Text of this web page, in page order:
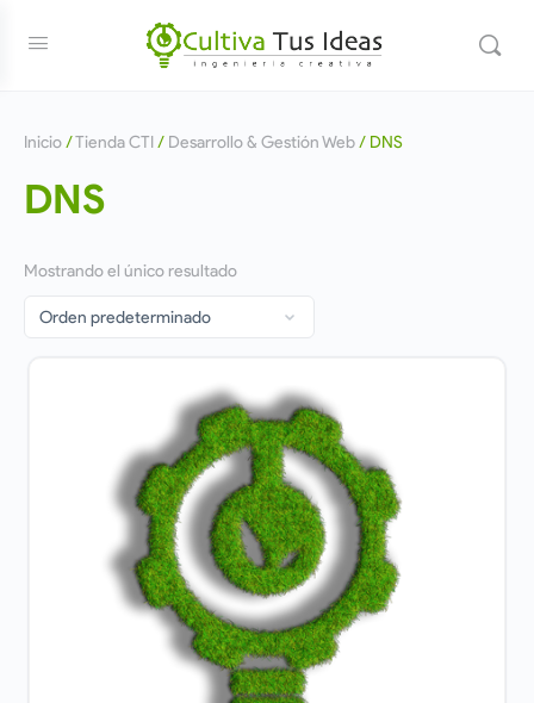
Inicio/Tienda CTI/ Desarrollo & Gestión Web/ DNS
DNS
Mostrando el único resultado